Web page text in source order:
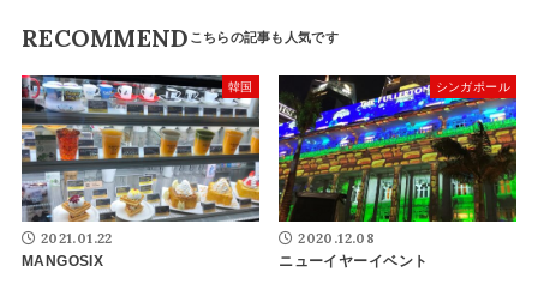
RECOMMEND
韓国
2021.01.22
MANGOSIX
シンガポール
2020.12.08
ニューイヤーイベント